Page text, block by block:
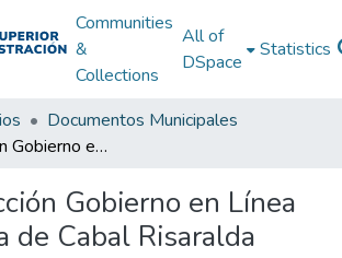
Communities
&
Collections
All of
DSpace
Statistics
Documentos Municipales
Plan de Acción Gobierno en Línea Santa Rosa de Cabal Risaralda 2012: PAGEL Santa Rosa de Cabal Risaralda 2012
Gobierno en Línea
de Cabal Risaralda